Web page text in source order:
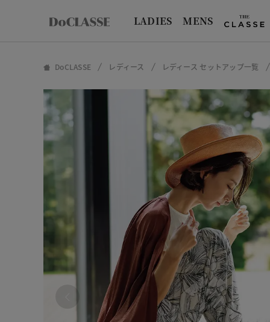
LADIES MENS
DoCLASSE レディース レディース セットアップ一覧